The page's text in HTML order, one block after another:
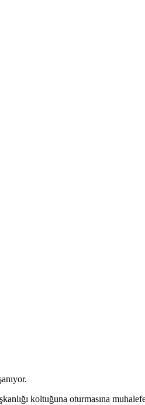
koltuğuna oturmasına